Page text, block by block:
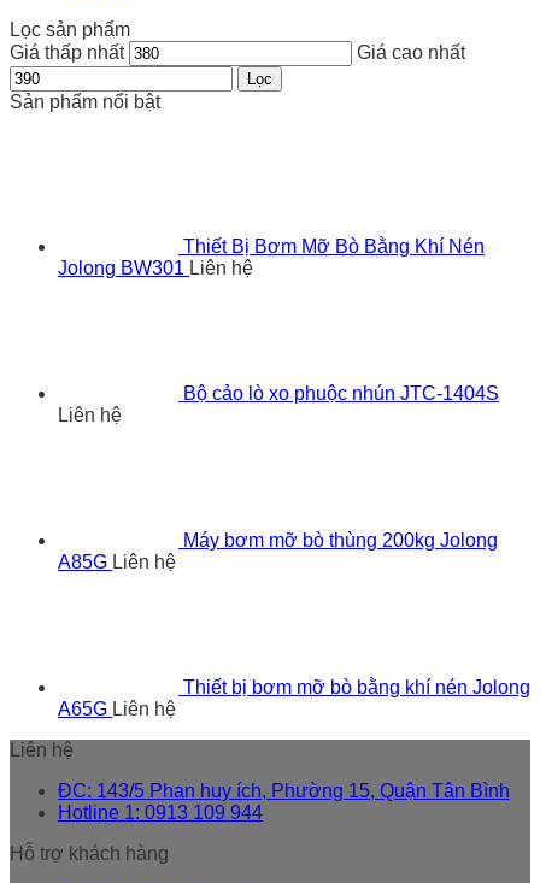
Lọc sản phẩm
Giá thấp nhất
Giá cao nhất
Lọc
Sản phẩm nổi bật
Thiết Bị Bơm Mỡ Bò Bằng Khí Nén
Jolong BW301 Liên hệ
Bộ cảo lò xo phuộc nhún JTC-1404S
Liên hệ
Máy bơm mỡ bò thùng 200kg Jolong
A85G Liên hệ
Thiết bị bơm mỡ bò bằng khí nén Jolong
A65G Liên hệ
Liên hệ
ĐC: 143/5 Phan huy ích, Phường 15, Quận Tân Bình
Hotline 1: 0913 109 944
Hỗ trợ khách hàng